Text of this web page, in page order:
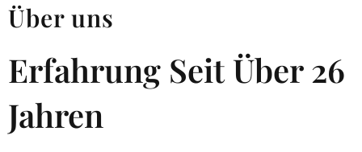
Über uns
Erfahrung Seit Über 26
Jahren